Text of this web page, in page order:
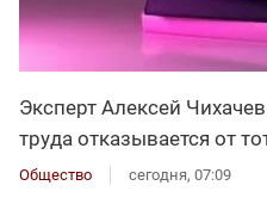
Эксперт Алексей
труда отказывается от
Общество сегодня, 07:09